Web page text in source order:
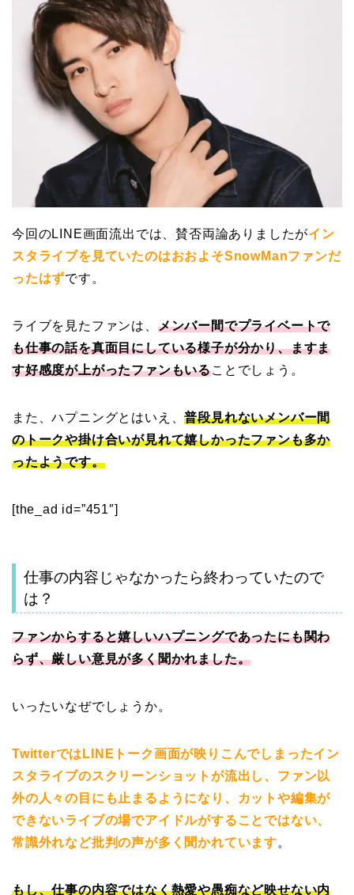
今回のLINE画面流出では、賛否両論ありましたがイン
スタライブを見ていたのはおおよそSnowManファンだ
ったはずです。
ライブを見たファンは、 メンバー間でプライベートで
も仕事の話を真面目にしている様子が分かり、ますま
す好感度が上がったファンもいることでしょう。
また、ハプニングとはいえ、普段見れないメンバー間
のトークや掛け合いが見れて嬉しかったファンも多か
ったようです。
[the_ad id=”451″]
仕事の内容じゃなかったら終わっていたので
は？
ファンからすると嬉しいハプニングであったにも関わ
らず、厳しい意見が多く聞かれました。
いったいなぜでしょうか。
TwitterではLINEトーク画面が映りこんでしまったイン
スタライブのスクリーンショットが流出し、ファン以
外の人々の目にも止まるようになり、カットや編集が
できないライブの場でアイドルがすることではない、
常識外れなど批判の声が多く聞かれています。
もし、仕事の内容ではなく熱愛や愚痴など映せない内